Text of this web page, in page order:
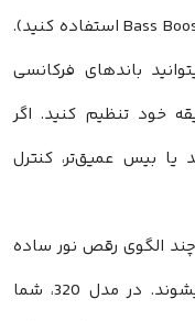
پیش‌فرض کارخانه هستید (مگر اینکه از Bass Boost استفاده کنید).
میتوانید باندهای فرکانسی
خود تنظیم کنید. اگر
یا بیس عمیق‌تر، کنترل
تنها چند الگوی رقص نور ساده
دارد که با دکمه روی دستگاه عوض میشوند. در مدل 320، شما